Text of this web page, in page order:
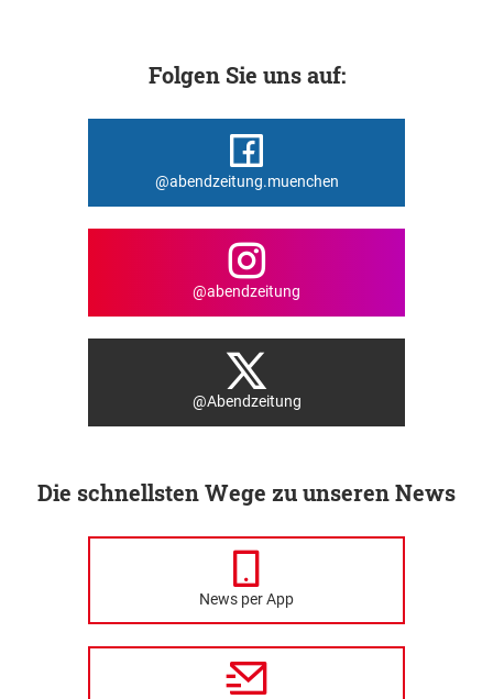
Folgen Sie uns auf:
@abendzeitung.muenchen
@abendzeitung
@Abendzeitung
Die schnellsten Wege zu unseren News
News per App